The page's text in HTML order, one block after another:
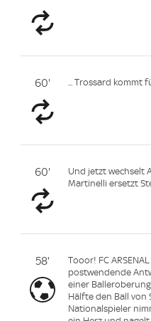
60' ... Trossard kommt
60'
Und jetzt wechselt
Martinelli ersetzt
58'
Tooor! FC
postwendende
einer
Hälfte den Ball von
Nationalspieler